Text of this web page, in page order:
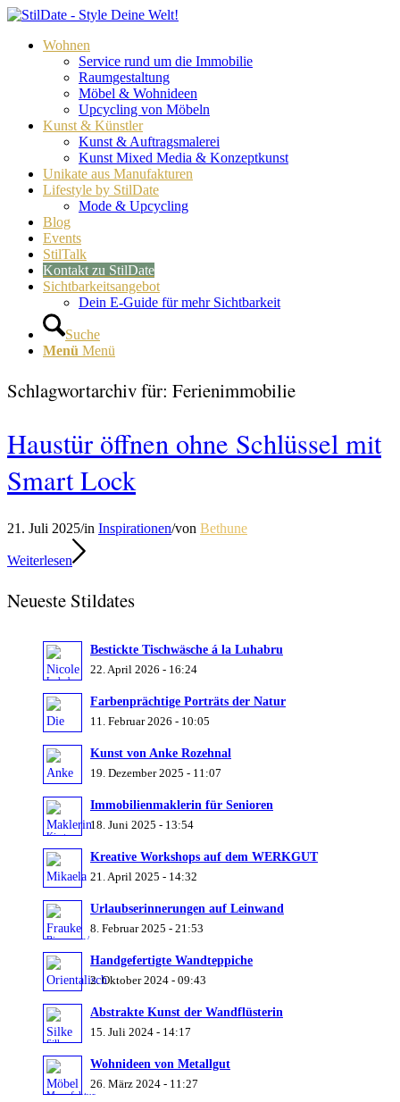
Wohnen
Service rund um die Immobilie
Raumgestaltung
Möbel & Wohnideen
Upcycling von Möbeln
Kunst & Künstler
Kunst & Auftragsmalerei
Kunst Mixed Media & Konzeptkunst
Unikate aus Manufakturen
Lifestyle by StilDate
Mode & Upcycling
Blog
Events
StilTalk
Kontakt zu StilDate
Sichtbarkeitsangebot
Dein E-Guide für mehr Sichtbarkeit
Suche
Menü Menü
Schlagwortarchiv für: Ferienimmobilie
Haustür öffnen ohne Schlüssel mit
Smart Lock
21. Juli 2025/in Inspirationen/von Bethune
Weiterlesen
Neueste Stildates
Luhabru
Bestickte Tischwäsche á la Luhabru
22. April 2026 - 16:24
Farbenprächtige Porträts der Natur
11. Februar 2026 - 10:05
Kunst von Anke Rozehnal
19. Dezember 2025 - 11:07
Kirsten
Malessa
Immobilienmaklerin für Senioren
18. Juni 2025 - 13:54
Kreative Workshops auf dem WERKGUT
21. April 2025 - 14:32
Biermann/
StilDate
Urlaubserinnerungen auf Leinwand
8. Februar 2025 - 21:53
Handgefertigte Wandteppiche
2. Oktober 2024 - 09:43
Silke
Strauch
Abstrakte Kunst der Wandflüsterin
15. Juli 2024 - 14:17
Manufaktur
Wohnideen von Metallgut
26. März 2024 - 11:27